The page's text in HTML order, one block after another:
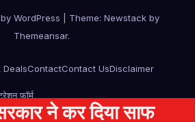
WordPress Theme: Newstackby
Themeansar.
DealsContactContact UsDisclaimer
फॉर्म
दिया साफ